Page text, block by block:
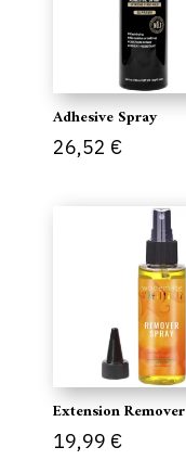
Adhesive Spray
26,52 €
Extension Remover
19,99 €